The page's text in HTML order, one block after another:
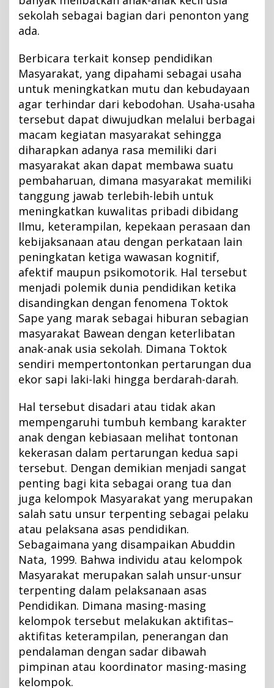
sekolah sebagai bagian dari penonton yang
ada.
Berbicara terkait konsep pendidikan
Masyarakat, yang dipahami sebagai usaha
untuk meningkatkan mutu dan kebudayaan
agar terhindar dari kebodohan. Usaha-usaha
tersebut dapat diwujudkan melalui berbagai
macam kegiatan masyarakat sehingga
diharapkan adanya rasa memiliki dari
masyarakat akan dapat membawa suatu
pembaharuan, dimana masyarakat memiliki
tanggung jawab terlebih-lebih untuk
meningkatkan kuwalitas pribadi dibidang
Ilmu, keterampilan, kepekaan perasaan dan
kebijaksanaan atau dengan perkataan lain
peningkatan ketiga wawasan kognitif,
afektif maupun psikomotorik. Hal tersebut
menjadi polemik dunia pendidikan ketika
disandingkan dengan fenomena Toktok
Sape yang marak sebagai hiburan sebagian
masyarakat Bawean dengan keterlibatan
anak-anak usia sekolah. Dimana Toktok
sendiri mempertontonkan pertarungan dua
ekor sapi laki-laki hingga berdarah-darah.
Hal tersebut disadari atau tidak akan
mempengaruhi tumbuh kembang karakter
anak dengan kebiasaan melihat tontonan
kekerasan dalam pertarungan kedua sapi
tersebut. Dengan demikian menjadi sangat
penting bagi kita sebagai orang tua dan
juga kelompok Masyarakat yang merupakan
salah satu unsur terpenting sebagai pelaku
atau pelaksana asas pendidikan.
Sebagaimana yang disampaikan Abuddin
Nata, 1999. Bahwa individu atau kelompok
Masyarakat merupakan salah unsur-unsur
terpenting dalam pelaksanaan asas
Pendidikan. Dimana masing-masing
kelompok tersebut melakukan aktifitas–
aktifitas keterampilan, penerangan dan
pendalaman dengan sadar dibawah
pimpinan atau koordinator masing-masing
kelompok.